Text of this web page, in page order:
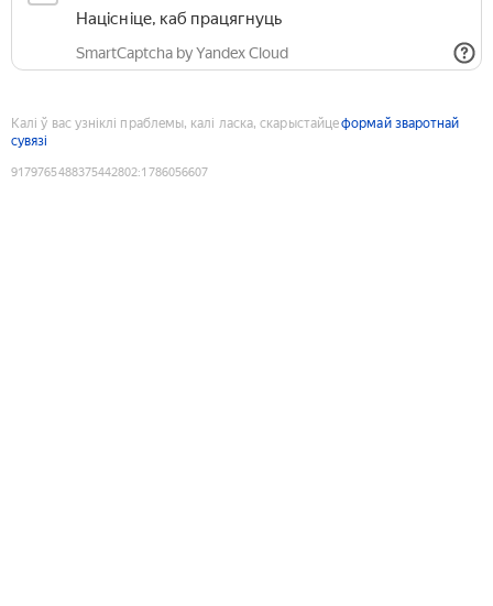
Націсніце, каб працягнуць
SmartCaptcha by Yandex Cloud
Калі ў вас узніклі праблемы, калі ласка, скарыстайцеформай зваротнай
сувязі
9179765488375442802:1786056607